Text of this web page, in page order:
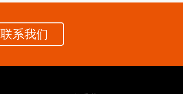
联系我们